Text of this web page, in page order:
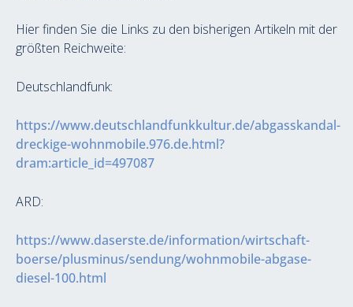
Hier finden Sie die Links zu den bisherigen Artikeln mit der
größten Reichweite:
Deutschlandfunk:
https://www.deutschlandfunkkultur.de/abgasskandal-
dreckige-wohnmobile.976.de.html?
dram:article_id=497087
ARD:
https://www.daserste.de/information/wirtschaft-
boerse/plusminus/sendung/wohnmobile-abgase-
diesel-100.html